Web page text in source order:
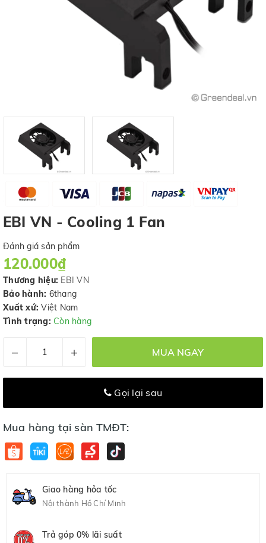
EBI VN - Cooling 1 Fan
Đánh giá sản phẩm
120.000₫
Thương hiệu: EBI VN
Bảo hành: 6thang
Xuất xứ: Việt Nam
Tình trạng: Còn hàng
– + MUA NGAY
Gọi lại sau
Mua hàng tại sàn TMĐT:
Giao hàng hỏa tốc
Nội thành Hồ Chí Minh
Trả góp 0% lãi suất